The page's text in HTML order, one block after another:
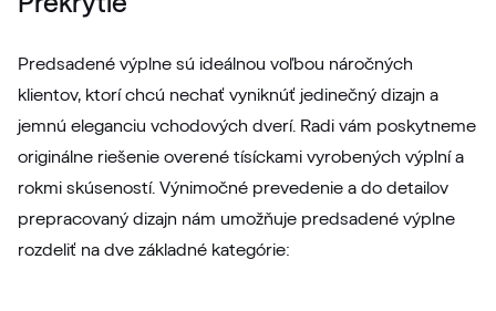
Predsadené výplne sú ideálnou voľbou náročných
klientov, ktorí chcú nechať vyniknúť jedinečný dizajn a
jemnú eleganciu vchodových dverí. Radi vám poskytneme
originálne riešenie overené tísíckami vyrobených výplní a
rokmi skúseností. Výnimočné prevedenie a do detailov
prepracovaný dizajn nám umožňuje predsadené výplne
rozdeliť na dve základné kategórie: